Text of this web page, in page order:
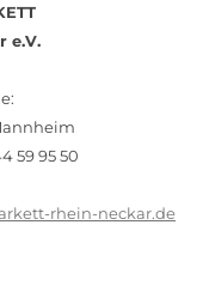
e.V.
59 95 50
rhein-neckar.de